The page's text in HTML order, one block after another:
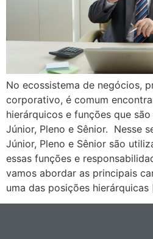
No ecossistema de negócios,
corporativo, é comum
hierárquicos e funções que
Júnior, Pleno e Sênior. Nesse
Júnior, Pleno e Sênior são
essas funções e
vamos abordar as principais
uma das posições